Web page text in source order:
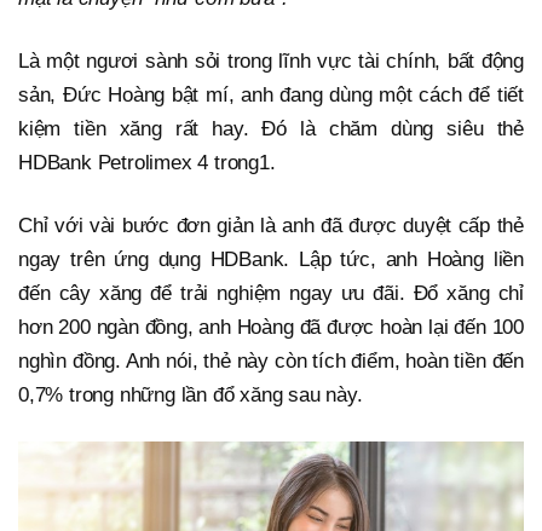
Là một ngươi sành sỏi trong lĩnh vực tài chính, bất động
sản, Đức Hoàng bật mí, anh đang dùng một cách để tiết
kiệm tiền xăng rất hay. Đó là chăm dùng siêu thẻ
HDBank Petrolimex 4 trong1.
Chỉ với vài bước đơn giản là anh đã được duyệt cấp thẻ
ngay trên ứng dụng HDBank. Lập tức, anh Hoàng liền
đến cây xăng để trải nghiệm ngay ưu đãi. Đổ xăng chỉ
hơn 200 ngàn đồng, anh Hoàng đã được hoàn lại đến 100
nghìn đồng. Anh nói, thẻ này còn tích điểm, hoàn tiền đến
0,7% trong những lần đổ xăng sau này.